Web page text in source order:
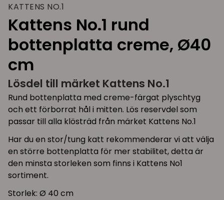
KATTENS NO.1
Kattens No.1 rund
bottenplatta creme, Ø40
cm
Lösdel till märket Kattens No.1
Rund bottenplatta med creme-färgat plyschtyg
och ett förborrat hål i mitten. Lös reservdel som
passar till alla klösträd från märket Kattens No.1
Har du en stor/tung katt rekommenderar vi att välja
en större bottenplatta för mer stabilitet, detta är
den minsta storleken som finns i Kattens No1
sortiment.
Storlek: Ø 40 cm